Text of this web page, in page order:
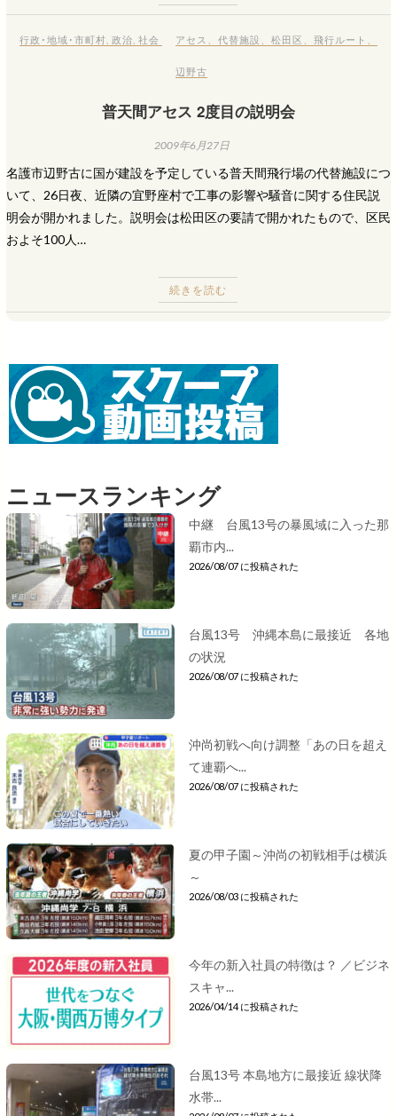
行政･地域･市町村 政治 社会 アセス 代替施設 松田区 飛行ルート
辺野古
普天間アセス 2度目の説明会
2009年6月27日
名護市辺野古に国が建設を予定している普天間飛行場の代替施設につ
いて、26日夜、近隣の宜野座村で工事の影響や騒音に関する住民説
明会が開かれました。説明会は松田区の要請で開かれたもので、区民
およそ100人…
続きを読む
ニュースランキング
中継 台風13号の暴風域に入った那
覇市内...
2026/08/07 に投稿された
台風13号 沖縄本島に最接近 各地
の状況
2026/08/07 に投稿された
沖尚初戦へ向け調整「あの日を超え
て連覇へ...
2026/08/07 に投稿された
夏の甲子園～沖尚の初戦相手は横浜
～
2026/08/03 に投稿された
今年の新入社員の特徴は？ ／ビジネ
スキャ...
2026/04/14 に投稿された
台風13号 本島地方に最接近 線状降
水帯...